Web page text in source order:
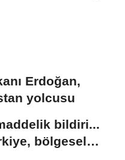
Erdoğan,
yolcusu
bildiri...
bölgesel